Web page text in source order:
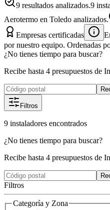
9 resultados analizados.9
Aerotermo en Toledo analizados.
Empresas certificadas
por nuestro equipo. Ordenadas
¿No tienes tiempo para buscar?
Recibe hasta 4 presupuestos de
Filtros
9 instaladores encontrados
¿No tienes tiempo para buscar?
Recibe hasta 4 presupuestos de
Filtros
Categoría y Zona